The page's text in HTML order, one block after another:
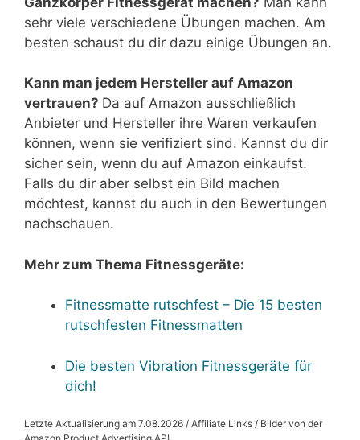
sehr viele verschiedene Übungen machen. Am
besten schaust du dir dazu einige Übungen an.
Kann man jedem Hersteller auf Amazon
vertrauen? Da auf Amazon ausschließlich
Anbieter und Hersteller ihre Waren verkaufen
können, wenn sie verifiziert sind. Kannst du dir
sicher sein, wenn du auf Amazon einkaufst.
Falls du dir aber selbst ein Bild machen
möchtest, kannst du auch in den Bewertungen
nachschauen.
Mehr zum Thema Fitnessgeräte:
Fitnessmatte rutschfest – Die 15 besten
rutschfesten Fitnessmatten
Die besten Vibration Fitnessgeräte für
dich!
Letzte Aktualisierung am 7.08.2026 / Affiliate Links / Bilder von der